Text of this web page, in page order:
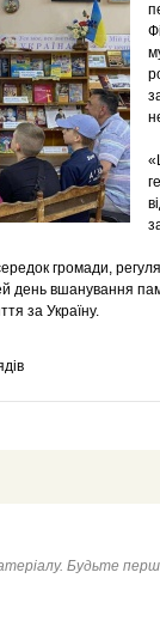
громади,
день вшанування
за Україну.
Будьте